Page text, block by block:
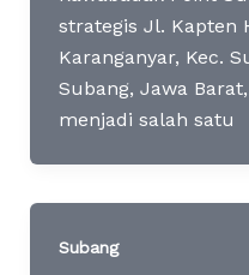
strategis Jl. Kapten
Karanganyar, Kec.
Subang, Jawa
menjadi salah satu
Subang